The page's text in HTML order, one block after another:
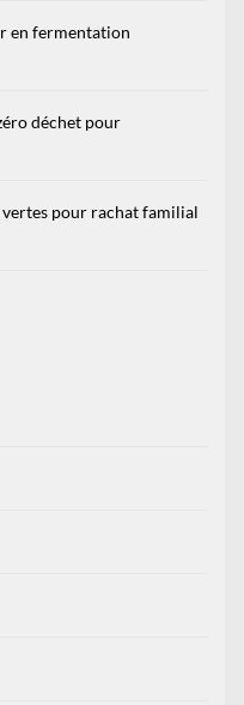
en fermentation
déchet pour
pour rachat familial